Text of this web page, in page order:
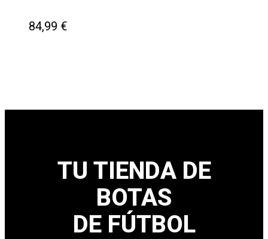
84,99 €
TU TIENDA DE
BOTAS
DE FÚTBOL